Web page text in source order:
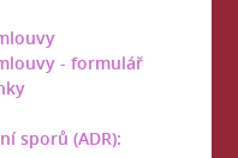
- formulář
sporů (ADR):